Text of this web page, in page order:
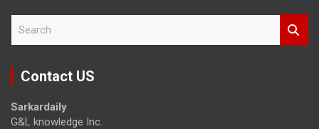
r
Contact US
Sarkardaily
G&L knowledge Inc.